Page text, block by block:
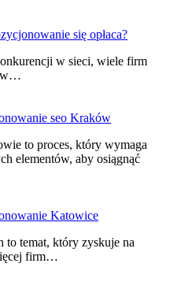
się opłaca?
w sieci, wiele firm
w…
seo Kraków
to proces, który wymaga
elementów, aby osiągnąć
Katowice
temat, który zyskuje na
firm…